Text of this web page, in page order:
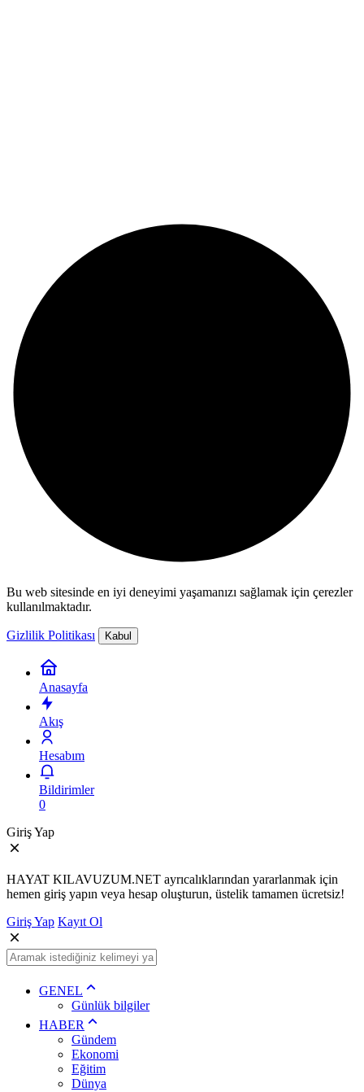
Bu web sitesinde en iyi deneyimi yaşamanızı sağlamak için çerezler
kullanılmaktadır.
Gizlilik Politikası Kabul
Anasayfa
Akış
Hesabım
Bildirimler
0
Giriş Yap
HAYAT KILAVUZUM.NET ayrıcalıklarından yararlanmak için
hemen giriş yapın veya hesap oluşturun, üstelik tamamen ücretsiz!
Giriş Yap Kayıt Ol
GENEL
Günlük bilgiler
HABER
Gündem
Ekonomi
Eğitim
Dünya